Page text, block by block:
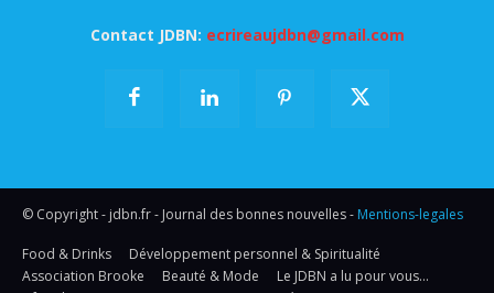
Contact JDBN: ecrireaujdbn@gmail.com
© Copyright - jdbn.fr - Journal des bonnes nouvelles - Mentions-legales
Food & Drinks
Développement personnel & Spiritualité
Association Brooke
Beauté & Mode
Le JDBN a lu pour vous…